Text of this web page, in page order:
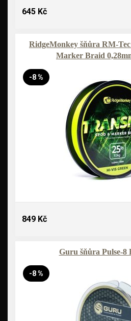
645 Kč
RidgeMonkey šňůra RM-
Marker Braid
-8 %
849 Kč
Guru šňůra Pulse-8
-8 %